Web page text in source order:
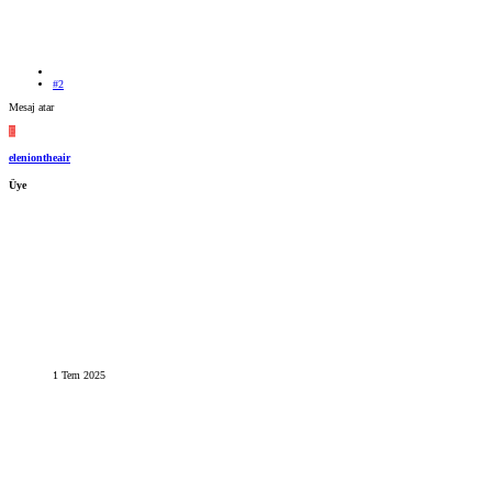
#2
Mesaj atar
E
eleniontheair
Üye
1 Tem 2025